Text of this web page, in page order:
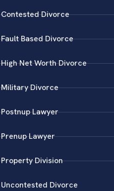
Contested Divorce
Fault Based Divorce
High Net Worth Divorce
Military Divorce
Postnup Lawyer
Prenup Lawyer
Property Division
Uncontested Divorce